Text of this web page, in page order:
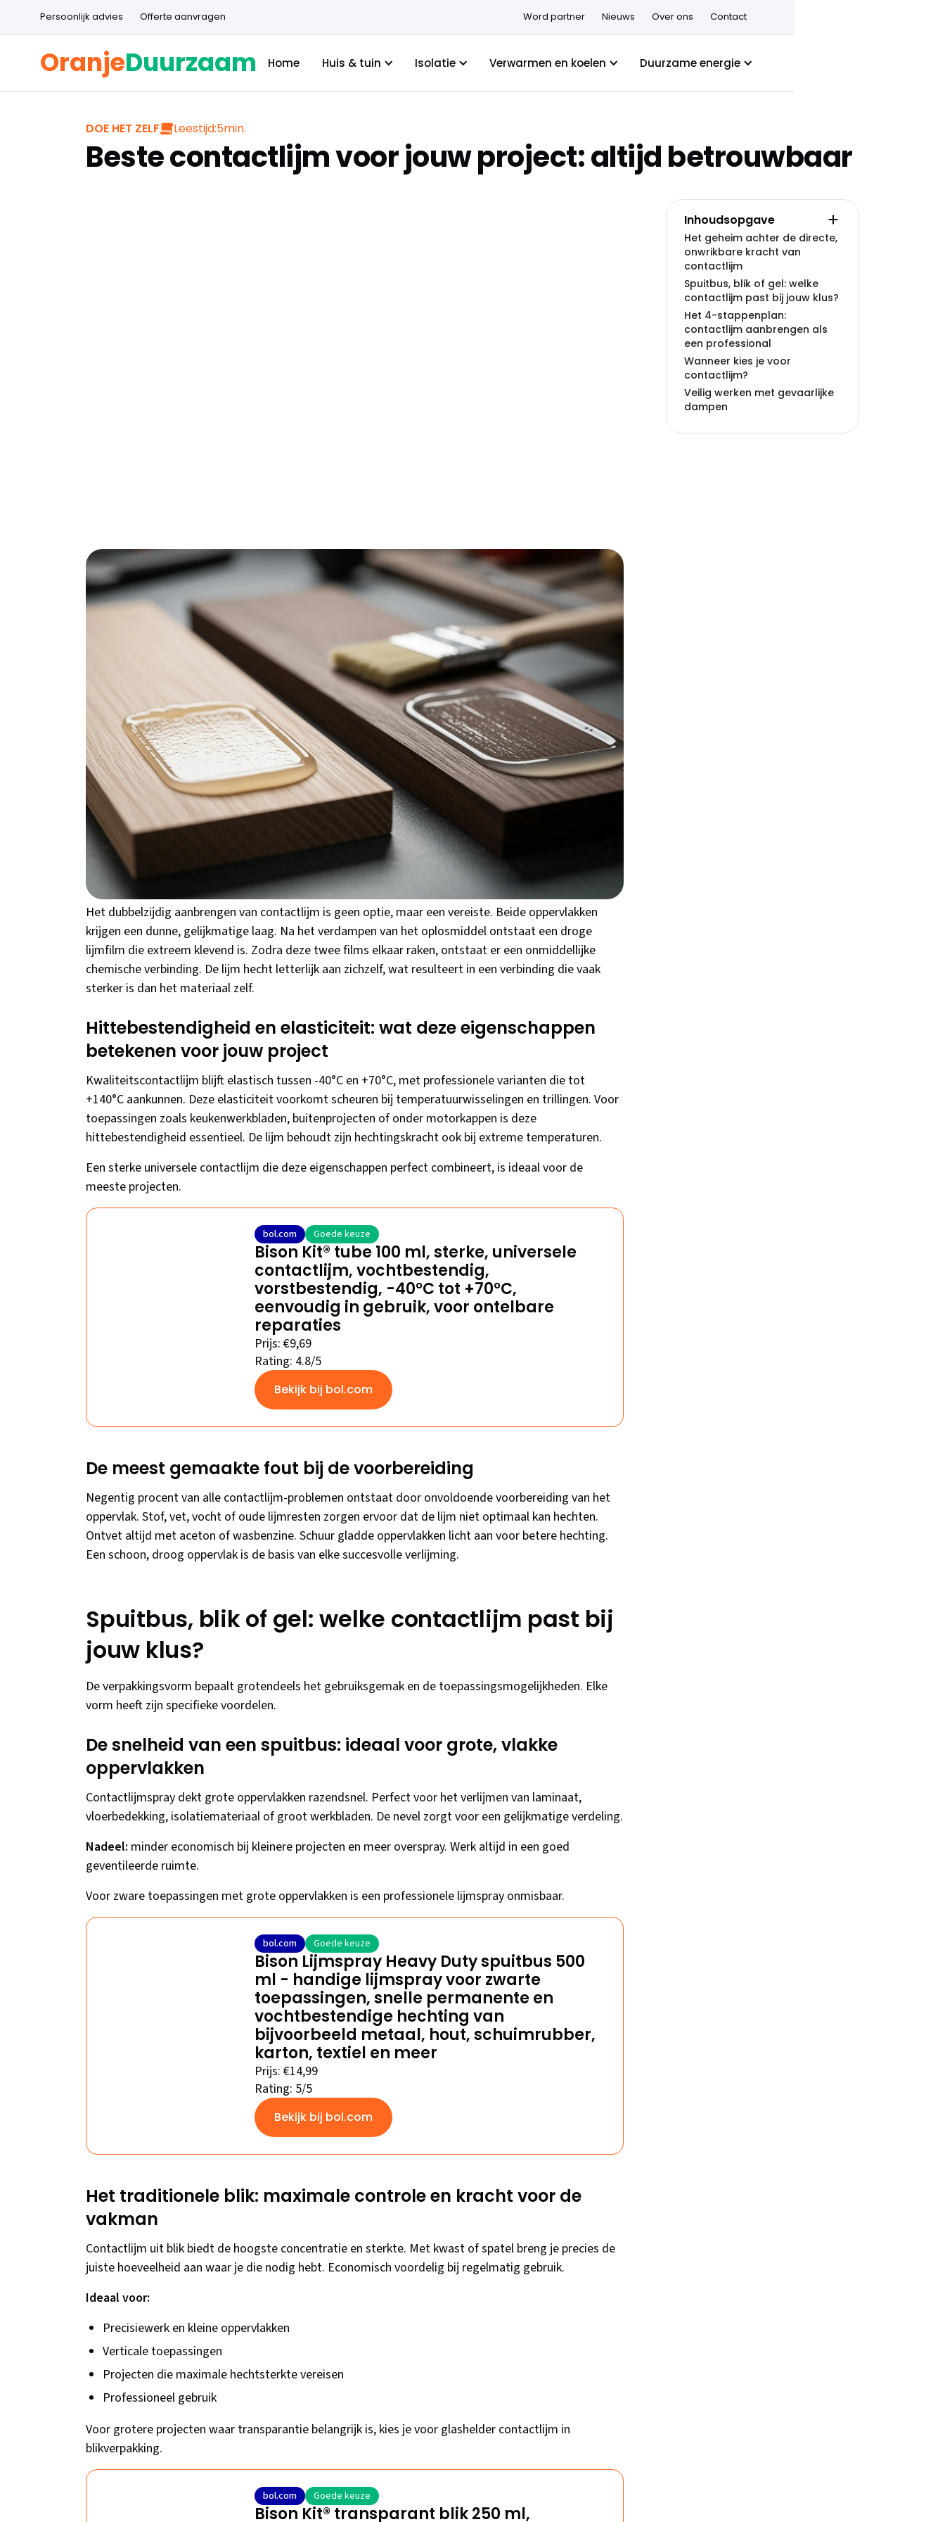
Persoonlijk advies Offerte aanvragen Word partner Nieuws Over ons Contact
OranjeDuurzaam Home Huis & tuin Isolatie Verwarmen en koelen Duurzame energie
DOE HET ZELF Leestijd:5min.
Beste contactlijm voor jouw project: altijd betrouwbaar
Contactlijm is de krachtige lijmvariant die je kiest wanneer normale lijm tekortschiet. Deze
thermoplastische lijm hecht direct en permanent aan beide oppervlakken, zonder klemtijd of
uitharding. Perfect voor toepassingen waar je onmiddellijke, sterke verbindingen nodig hebt. In dit
artikel ontdek je precies welke contactlijm bij jouw klus past, hoe je fouten voorkomt, en welke
producten de beste resultaten leveren.
Het geheim achter de directe, onwrikbare
kracht van contactlijm
Contactlijm werkt fundamenteel anders dan traditionele lijmsoorten. De kracht zit in het verdampen
van oplosmiddelen en de unieke eigenschap dat de lijm aan zichzelf hecht zodra beide oppervlakken
contact maken.
Waarom dubbelzijdig verlijmen cruciaal is
Het dubbelzijdig aanbrengen van contactlijm is geen optie, maar een vereiste. Beide oppervlakken
krijgen een dunne, gelijkmatige laag. Na het verdampen van het oplosmiddel ontstaat een droge
lijmfilm die extreem klevend is. Zodra deze twee films elkaar raken, ontstaat er een onmiddellijke
chemische verbinding. De lijm hecht letterlijk aan zichzelf, wat resulteert in een verbinding die vaak
sterker is dan het materiaal zelf.
Hittebestendigheid en elasticiteit: wat deze eigenschappen
betekenen voor jouw project
Kwaliteitscontactlijm blijft elastisch tussen -40°C en +70°C, met professionele varianten die tot
+140°C aankunnen. Deze elasticiteit voorkomt scheuren bij temperatuurwisselingen en trillingen. Voor
toepassingen zoals keukenwerkbladen, buitenprojecten of onder motorkappen is deze
hittebestendigheid essentieel. De lijm behoudt zijn hechtingskracht ook bij extreme temperaturen.
Een sterke universele contactlijm die deze eigenschappen perfect combineert, is ideaal voor de
meeste projecten.
bol.com Goede keuze
Bison Kit® tube 100 ml, sterke, universele
contactlijm, vochtbestendig,
vorstbestendig, -40°C tot +70°C,
eenvoudig in gebruik, voor ontelbare
reparaties
Prijs: €9,69
Rating: 4.8/5
Bekijk bij bol.com
De meest gemaakte fout bij de voorbereiding
Negentig procent van alle contactlijm-problemen ontstaat door onvoldoende voorbereiding van het
oppervlak. Stof, vet, vocht of oude lijmresten zorgen ervoor dat de lijm niet optimaal kan hechten.
Ontvet altijd met aceton of wasbenzine. Schuur gladde oppervlakken licht aan voor betere hechting.
Een schoon, droog oppervlak is de basis van elke succesvolle verlijming.
Spuitbus, blik of gel: welke contactlijm past bij
jouw klus?
De verpakkingsvorm bepaalt grotendeels het gebruiksgemak en de toepassingsmogelijkheden. Elke
vorm heeft zijn specifieke voordelen.
De snelheid van een spuitbus: ideaal voor grote, vlakke
oppervlakken
Contactlijmspray dekt grote oppervlakken razendsnel. Perfect voor het verlijmen van laminaat,
vloerbedekking, isolatiemateriaal of groot werkbladen. De nevel zorgt voor een gelijkmatige verdeling.
Nadeel: minder economisch bij kleinere projecten en meer overspray. Werk altijd in een goed
geventileerde ruimte.
Voor zware toepassingen met grote oppervlakken is een professionele lijmspray onmisbaar.
bol.com Goede keuze
Bison Lijmspray Heavy Duty spuitbus 500
ml - handige lijmspray voor zwarte
toepassingen, snelle permanente en
vochtbestendige hechting van
bijvoorbeeld metaal, hout, schuimrubber,
karton, textiel en meer
Prijs: €14,99
Rating: 5/5
Bekijk bij bol.com
Het traditionele blik: maximale controle en kracht voor de
vakman
Contactlijm uit blik biedt de hoogste concentratie en sterkte. Met kwast of spatel breng je precies de
juiste hoeveelheid aan waar je die nodig hebt. Economisch voordelig bij regelmatig gebruik.
Ideaal voor:
Precisiewerk en kleine oppervlakken
Verticale toepassingen
Projecten die maximale hechtsterkte vereisen
Professioneel gebruik
Voor grotere projecten waar transparantie belangrijk is, kies je voor glashelder contactlijm in
blikverpakking.
bol.com Goede keuze
Bison Kit® transparant blik 250 ml,
Inhoudsopgave
Het geheim achter de directe,
onwrikbare kracht van
contactlijm
Spuitbus, blik of gel: welke
contactlijm past bij jouw klus?
Het 4-stappenplan:
contactlijm aanbrengen als
een professional
Wanneer kies je voor
contactlijm?
Veilig werken met gevaarlijke
dampen